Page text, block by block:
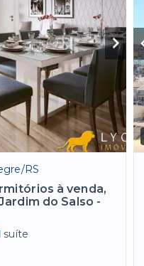
RS
à venda,
do Salso -
suíte